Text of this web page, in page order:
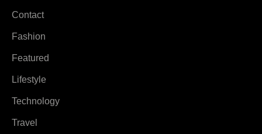
Contact
Fashion
Featured
Lifestyle
Technology
Travel